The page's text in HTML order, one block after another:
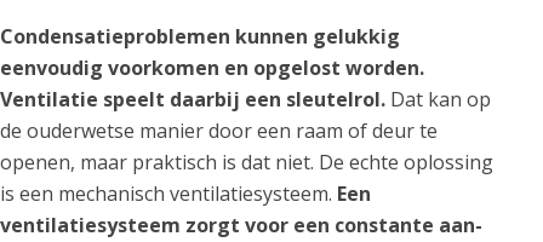
Condensatieproblemen kunnen gelukkig
eenvoudig voorkomen en opgelost worden.
Ventilatie speelt daarbij een sleutelrol. Dat kan op
de ouderwetse manier door een raam of deur te
openen, maar praktisch is dat niet. De echte oplossing
is een mechanisch ventilatiesysteem. Een
ventilatiesysteem zorgt voor een constante aan-